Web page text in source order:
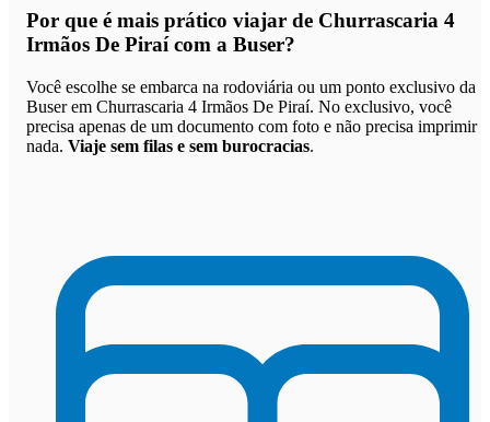
Por que é mais prático viajar de Churrascaria 4
Irmãos De Piraí com a Buser?
Você escolhe se embarca na rodoviária ou um ponto exclusivo da
Buser em Churrascaria 4 Irmãos De Piraí. No exclusivo, você
precisa apenas de um documento com foto e não precisa imprimir
nada. Viaje sem filas e sem burocracias.